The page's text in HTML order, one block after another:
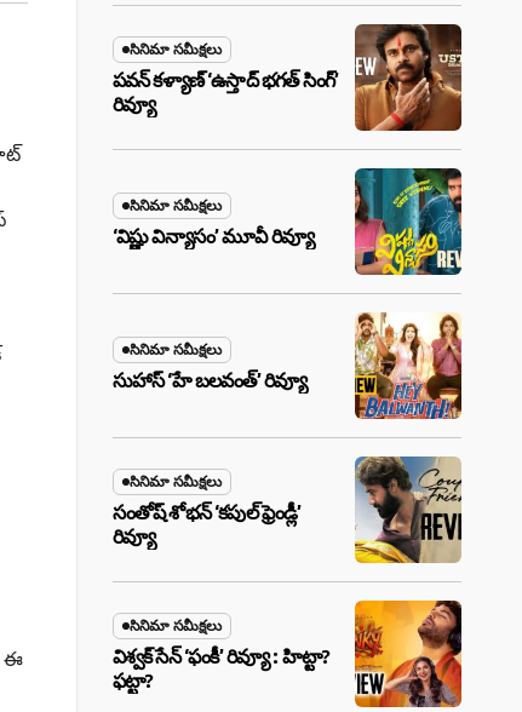
ఈ
సినిమా సమీక్షలు
పవన్ కళ్యాణ్ ‘ఉస్తాద్ భ‌గ‌త్ సింగ్’
రివ్యూ
సినిమా సమీక్షలు
‘విష్ణు విన్యాసం’ మూవీ రివ్యూ
సినిమా సమీక్షలు
సుహాస్ ‘హే బలవంత్’ రివ్యూ
సినిమా సమీక్షలు
సంతోష్ శోభన్ ‘కపుల్ ఫ్రెండ్లీ’
రివ్యూ
సినిమా సమీక్షలు
విశ్వక్ సేన్ ‘ఫంకీ’ రివ్యూ : హిట్టా?
ఫట్టా?